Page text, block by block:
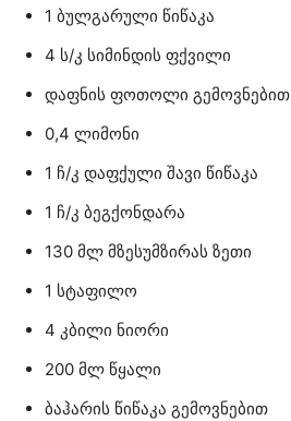
1 ბულგარული წიწაკა
4 ს/კ სიმინდის ფქვილი
დაფნის ფოთოლი გემოვნებით
0,4 ლიმონი
1 ჩ/კ დაფქული შავი წიწაკა
1 ჩ/კ ბეგქონდარა
130 მლ მზესუმზირას ზეთი
1 სტაფილო
4 კბილი ნიორი
200 მლ წყალი
ბაჰარის წიწაკა გემოვნებით